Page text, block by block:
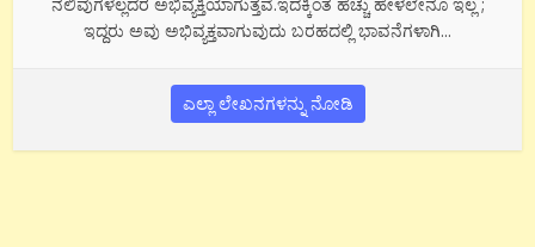
ಇದ್ದರು ಅವು ಅಭಿವ್ಯಕ್ತವಾಗುವುದು ಬರಹದಲ್ಲಿ ಭಾವನೆಗಳಾಗಿ...
ಎಲ್ಲಾ ಲೇಖನಗಳನ್ನು ನೋಡಿ